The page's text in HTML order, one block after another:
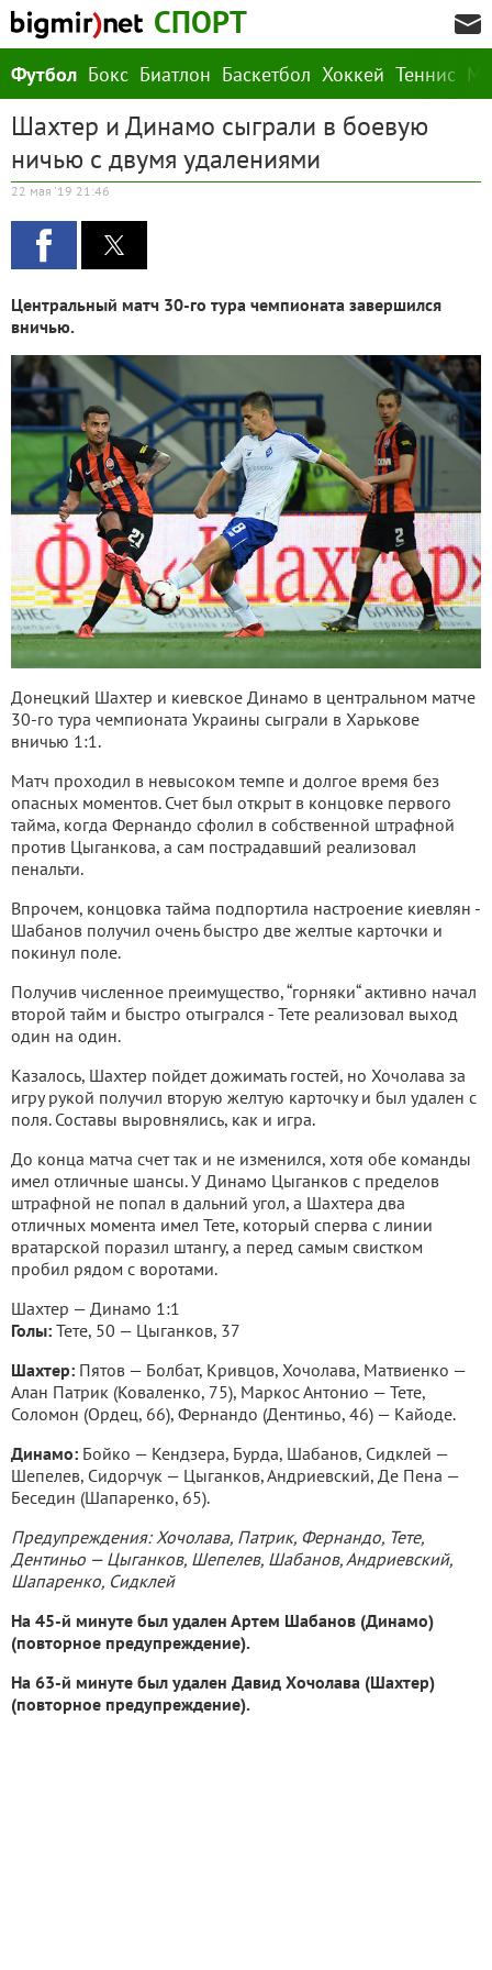
СПОРТ
Футбол Бокс Биатлон Баскетбол Хоккей Теннис
Шахтер и Динамо сыграли в боевую
ничью с двумя удалениями
22 мая '19 21:46
Центральный матч 30-го тура чемпионата завершился
вничью.
Донецкий Шахтер и киевское Динамо в центральном матче
30-го тура чемпионата Украины сыграли в Харькове
вничью 1:1.
Матч проходил в невысоком темпе и долгое время без
опасных моментов. Счет был открыт в концовке первого
тайма, когда Фернандо сфолил в собственной штрафной
против Цыганкова, а сам пострадавший реализовал
пенальти.
Впрочем, концовка тайма подпортила настроение киевлян -
Шабанов получил очень быстро две желтые карточки и
покинул поле.
Получив численное преимущество, “горняки“ активно начал
второй тайм и быстро отыгрался - Тете реализовал выход
один на один.
Казалось, Шахтер пойдет дожимать гостей, но Хочолава за
игру рукой получил вторую желтую карточку и был удален с
поля. Составы выровнялись, как и игра.
До конца матча счет так и не изменился, хотя обе команды
имел отличные шансы. У Динамо Цыганков с пределов
штрафной не попал в дальний угол, а Шахтера два
отличных момента имел Тете, который сперва с линии
вратарской поразил штангу, а перед самым свистком
пробил рядом с воротами.
Шахтер — Динамо 1:1
Голы: Тете, 50 — Цыганков, 37
Шахтер: Пятов — Болбат, Кривцов, Хочолава, Матвиенко —
Алан Патрик (Коваленко, 75), Маркос Антонио — Тете,
Соломон (Ордец, 66), Фернандо (Дентиньо, 46) — Кайоде.
Динамо: Бойко — Кендзера, Бурда, Шабанов, Сидклей —
Шепелев, Сидорчук — Цыганков, Андриевский, Де Пена —
Беседин (Шапаренко, 65).
Предупреждения: Хочолава, Патрик, Фернандо, Тете,
Дентиньо — Цыганков, Шепелев, Шабанов, Андриевский,
Шапаренко, Сидклей
На 45-й минуте был удален Артем Шабанов (Динамо)
(повторное предупреждение).
На 63-й минуте был удален Давид Хочолава (Шахтер)
(повторное предупреждение).